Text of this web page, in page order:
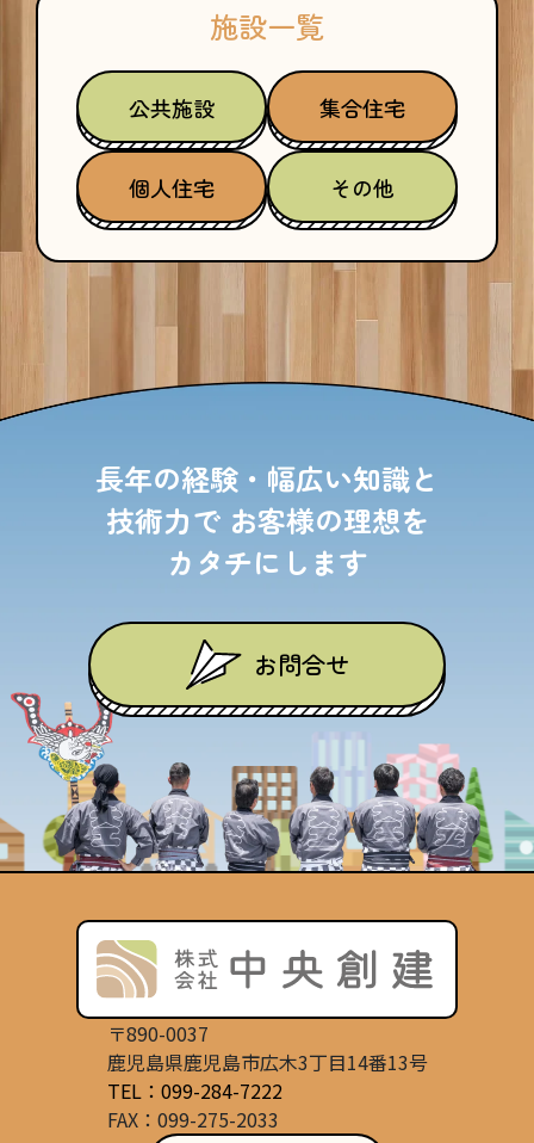
施設一覧
公共施設 集合住宅
個人住宅 その他
長年の経験・幅広い知識と
技術力でお客様の理想を
カタチにします
お問合せ
〒890-0037
鹿児島県鹿児島市広木3丁目14番13号
TEL：099-284-7222
FAX：099-275-2033